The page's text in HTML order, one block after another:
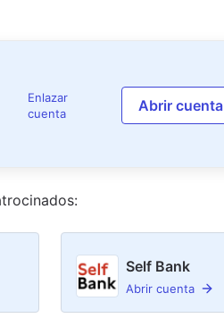
Enlazar
cuenta
Abrir cuenta
s:
Self Bank
Abrir cuenta